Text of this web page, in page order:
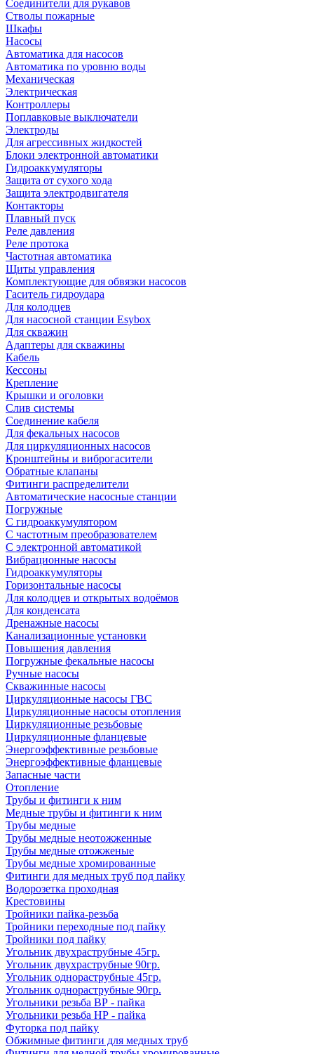
Соединители для рукавов
Стволы пожарные
Шкафы
Насосы
Автоматика для насосов
Автоматика по уровню воды
Механическая
Электрическая
Контроллеры
Поплавковые выключатели
Электроды
Для агрессивных жидкостей
Блоки электронной автоматики
Гидроаккумуляторы
Защита от сухого хода
Защита электродвигателя
Контакторы
Плавный пуск
Реле давления
Реле протока
Частотная автоматика
Щиты управления
Комплектующие для обвязки насосов
Гаситель гидроудара
Для колодцев
Для насосной станции Esybox
Для скважин
Адаптеры для скважины
Кабель
Кессоны
Крепление
Крышки и оголовки
Слив системы
Соединение кабеля
Для фекальных насосов
Для циркуляционных насосов
Кронштейны и виброгасители
Обратные клапаны
Фитинги распределители
Автоматические насосные станции
Погружные
С гидроаккумулятором
С частотным преобразователем
С электронной автоматикой
Вибрационные насосы
Гидроаккумуляторы
Горизонтальные насосы
Для колодцев и открытых водоёмов
Для конденсата
Дренажные насосы
Канализационные установки
Повышения давления
Погружные фекальные насосы
Ручные насосы
Скважинные насосы
Циркуляционные насосы ГВС
Циркуляционные насосы отопления
Циркуляционные резьбовые
Циркуляционные фланцевые
Энергоэффективные резьбовые
Энергоэффективные фланцевые
Запасные части
Отопление
Трубы и фитинги к ним
Медные трубы и фитинги к ним
Трубы медные
Трубы медные неотожженные
Трубы медные отожженые
Трубы медные хромированные
Фитинги для медных труб под пайку
Водорозетка проходная
Крестовины
Тройники пайка-резьба
Тройники переходные под пайку
Тройники под пайку
Угольник двухраструбные 45гр.
Угольник двухраструбные 90гр.
Угольник однораструбные 45гр.
Угольник однораструбные 90гр.
Угольники резьба ВР - пайка
Угольники резьба НР - пайка
Футорка под пайку
Обжимные фитинги для медных труб